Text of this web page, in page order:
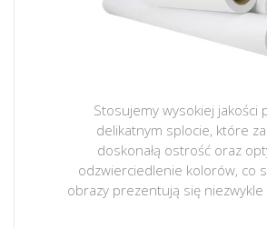
Stosujemy wysokiej jakości
delikatnym splocie, które
doskonałą ostrość oraz
odzwierciedlenie kolorów, co
obrazy prezentują się